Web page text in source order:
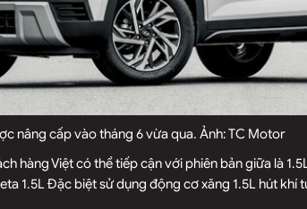
nâng cấp vào tháng 6 vừa qua. Ảnh: TC Motor
hàng Việt có thể tiếp cận với phiên bản giữa là
1.5L Đặc biệt sử dụng động cơ xăng 1.5L hút khí